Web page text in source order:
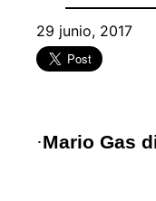
29 junio, 2017
·Mario Gas